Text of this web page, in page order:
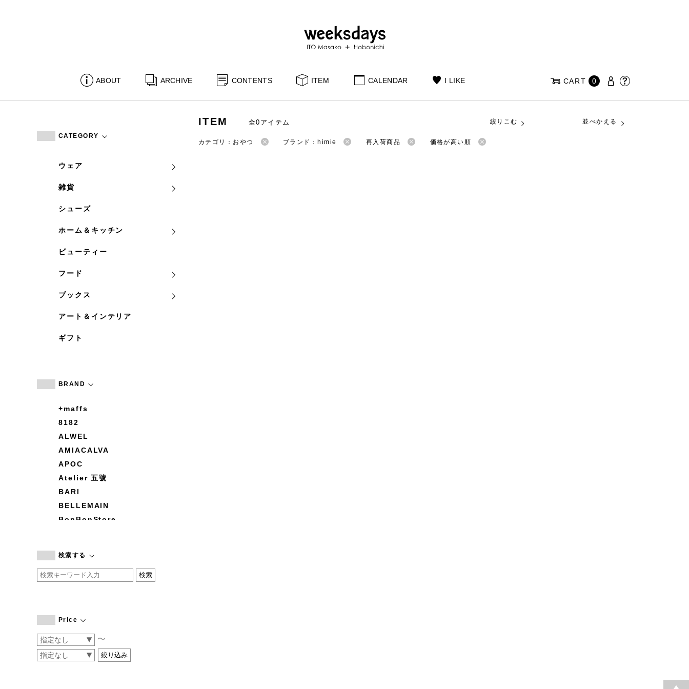
ABOUT ARCHIVE CONTENTS ITEM CALENDAR I LIKE CART 0
CATEGORY
ウェア
雑貨
シューズ
ホーム＆キッチン
ビューティー
フード
ブックス
アート＆インテリア
ギフト
BRAND
+maffs
8182
ALWEL
AMIACALVA
APOC
Atelier 五號
BARI
BELLEMAIN
BonBonStore
by basics
CATWORTH
COGTHEBIGSMOKE
CONVERSE
DEAN & DELUCA
検索する
Price
〜
ITEM 全0アイテム 絞りこむ 並べかえる
カテゴリ：おやつ ブランド：himie 再入荷商品 価格が高い順